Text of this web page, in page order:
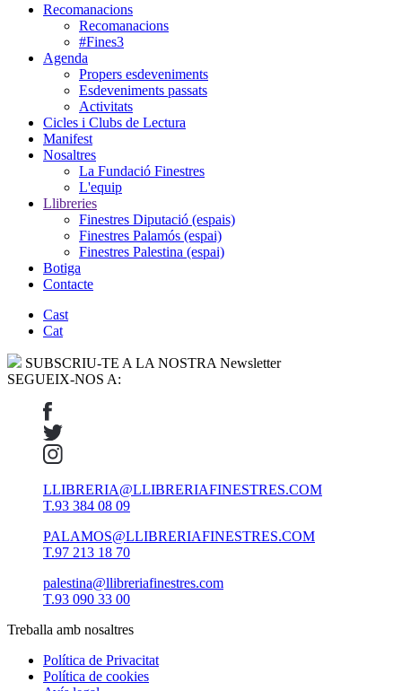
Recomanacions
Recomanacions
#Fines3
Agenda
Propers esdeveniments
Esdeveniments passats
Activitats
Cicles i Clubs de Lectura
Manifest
Nosaltres
La Fundació Finestres
L'equip
Llibreries
Finestres Diputació (espais)
Finestres Palamós (espai)
Finestres Palestina (espai)
Botiga
Contacte
Cast
Cat
SUBSCRIU-TE A LA NOSTRA Newsletter
SEGUEIX-NOS A:
LLIBRERIA@LLIBRERIAFINESTRES.COM
T.93 384 08 09
PALAMOS@LLIBRERIAFINESTRES.COM
T.97 213 18 70
palestina@llibreriafinestres.com
T.93 090 33 00
Treballa amb nosaltres
Política de Privacitat
Política de cookies